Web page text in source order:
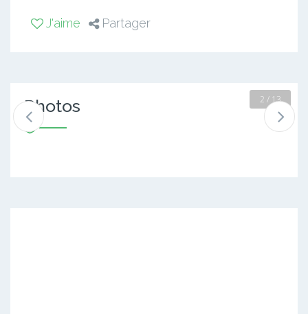
J'aime Partager
Photos 2 / 13